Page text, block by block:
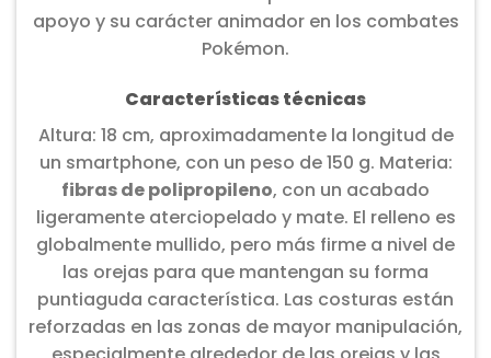
apoyo y su carácter animador en los combates
Pokémon.
Características técnicas
Altura: 18 cm, aproximadamente la longitud de
un smartphone, con un peso de 150 g. Materia:
fibras de polipropileno, con un acabado
ligeramente aterciopelado y mate. El relleno es
globalmente mullido, pero más firme a nivel de
las orejas para que mantengan su forma
puntiaguda característica. Las costuras están
reforzadas en las zonas de mayor manipulación,